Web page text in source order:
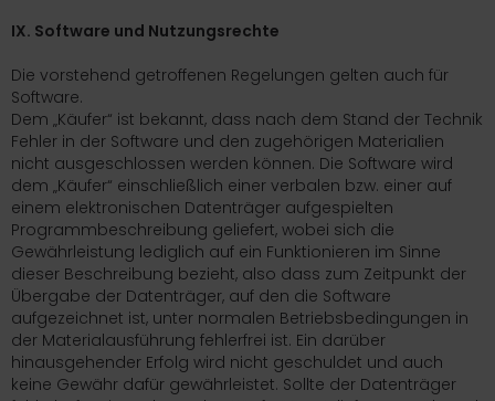
IX. Software und Nutzungsrechte
Die vorstehend getroffenen Regelungen gelten auch für
Software.
Dem „Käufer“ ist bekannt, dass nach dem Stand der Technik
Fehler in der Software und den zugehörigen Materialien
nicht ausgeschlossen werden können. Die Software wird
dem „Käufer“ einschließlich einer verbalen bzw. einer auf
einem elektronischen Datenträger aufgespielten
Programmbeschreibung geliefert, wobei sich die
Gewährleistung lediglich auf ein Funktionieren im Sinne
dieser Beschreibung bezieht, also dass zum Zeitpunkt der
Übergabe der Datenträger, auf den die Software
aufgezeichnet ist, unter normalen Betriebsbedingungen in
der Materialausführung fehlerfrei ist. Ein darüber
hinausgehender Erfolg wird nicht geschuldet und auch
keine Gewähr dafür gewährleistet. Sollte der Datenträger